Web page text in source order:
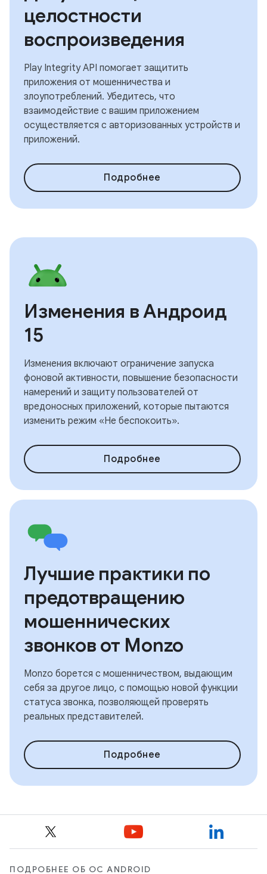
целостности
воспроизведения
Play Integrity API помогает защитить
приложения от мошенничества и
злоупотреблений. Убедитесь, что
взаимодействие с вашим приложением
осуществляется с авторизованных устройств и
приложений.
Подробнее
Изменения в Андроид
15
Изменения включают ограничение запуска
фоновой активности, повышение безопасности
намерений и защиту пользователей от
вредоносных приложений, которые пытаются
изменить режим «Не беспокоить».
Подробнее
Лучшие практики по
предотвращению
мошеннических
звонков от Monzo
Monzo борется с мошенничеством, выдающим
себя за другое лицо, с помощью новой функции
статуса звонка, позволяющей проверять
реальных представителей.
Подробнее
ПОДРОБНЕЕ ОБ ОС ANDROID